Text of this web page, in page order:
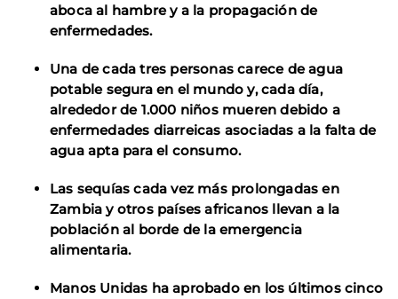
aboca al hambre y a la propagación de
enfermedades.
Una de cada tres personas carece de agua
potable segura en el mundo y, cada día,
alrededor de 1.000 niños mueren debido a
enfermedades diarreicas asociadas a la falta de
agua apta para el consumo.
Las sequías cada vez más prolongadas en
Zambia y otros países africanos llevan a la
población al borde de la emergencia
alimentaria.
Manos Unidas ha aprobado en los últimos cinco